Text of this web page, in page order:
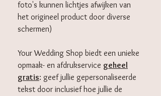
foto's kunnen lichtjes afwijken van
het origineel product door diverse
schermen)
Your Wedding Shop biedt een unieke
opmaak- en afdrukservice geheel
gratis: geef jullie gepersonaliseerde
tekst door inclusief hoe jullie de